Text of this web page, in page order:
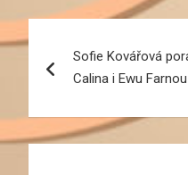
Navigace
pro
příspěvek
Sofie Kovářová
Calina i Ewu Farnou